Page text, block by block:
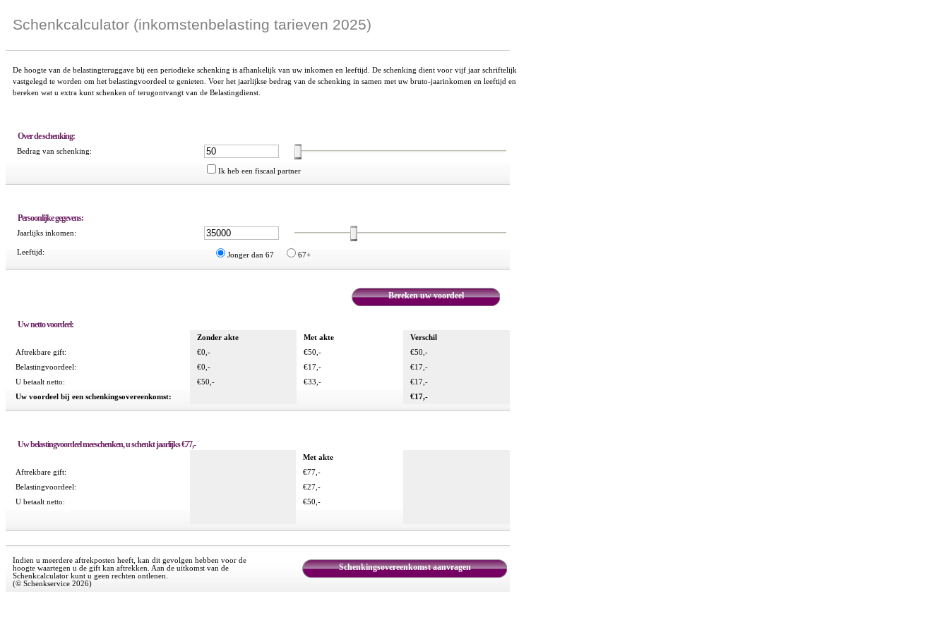
Schenkcalculator (inkomstenbelasting tarieven 2025)
De hoogte van de belastingteruggave bij een periodieke schenking is afhankelijk van uw inkomen en leeftijd. De schenking dient voor vijf jaar schriftelijk
vastgelegd te worden om het belastingvoordeel te genieten. Voer het jaarlijkse bedrag van de schenking in samen met uw bruto-jaarinkomen en leeftijd en
bereken wat u extra kunt schenken of terugontvangt van de Belastingdienst.
Over de schenking:
Bedrag van schenking:
Ik heb een fiscaal partner
Persoonlijke gegevens:
Jaarlijks inkomen:
Leeftijd: Jonger dan 67 67+
Bereken uw voordeel
Uw netto voordeel:
Zonder akte Met akte
Verschil
Aftrekbare gift:
€0,- €50,-
€50,-
Belastingvoordeel:
€0,- €17,-
€17,-
U betaalt netto:
€50,- €33,-
€17,-
Uw voordeel bij een schenkingsovereenkomst:
€17,-
Uw belastingvoordeel meeschenken, u schenkt jaarlijks €77,-
Met akte
Aftrekbare gift:
€77,-
Belastingvoordeel:
€27,-
U betaalt netto:
€50,-
Schenkingsovereenkomst aanvragen
Indien u meerdere aftrekposten heeft, kan dit gevolgen hebben voor de
hoogte waartegen u de gift kan aftrekken. Aan de uitkomst van de
Schenkcalculator kunt u geen rechten ontlenen.
(© Schenkservice 2026)